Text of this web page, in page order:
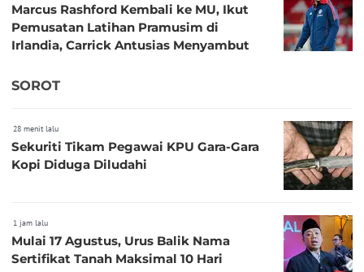
Marcus Rashford Kembali ke MU, Ikut
Pemusatan Latihan Pramusim di
Irlandia, Carrick Antusias Menyambut
SOROT
28 menit lalu
Sekuriti Tikam Pegawai KPU Gara-Gara
Kopi Diduga Diludahi
1 jam lalu
Mulai 17 Agustus, Urus Balik Nama
Sertifikat Tanah Maksimal 10 Hari